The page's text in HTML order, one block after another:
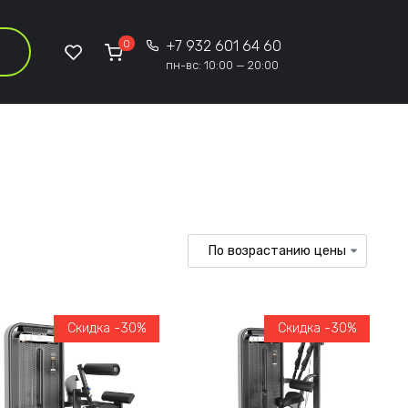
0 +7 932 601 64 60
пн-вс: 10:00 — 20:00
Скидка -30% Скидка -30%